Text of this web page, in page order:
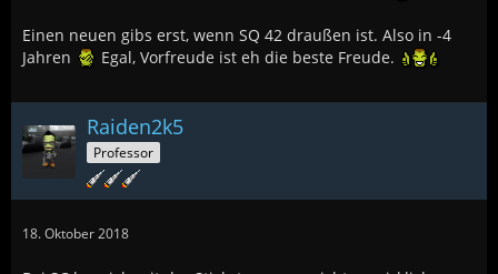
Einen neuen gibs erst, wenn SQ 42 draußen ist. Also in -4
Jahren
Egal, Vorfreude ist eh die beste Freude.
Raiden2k5
Professor
18. Oktober 2018